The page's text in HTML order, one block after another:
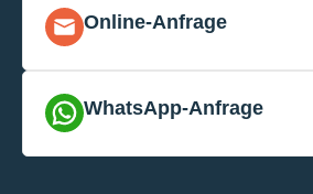
Online-Anfrage
WhatsApp-Anfrage